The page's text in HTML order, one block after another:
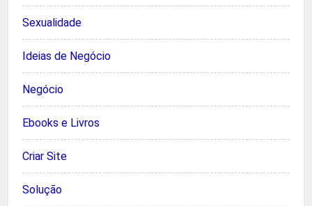
Sexualidade
Ideias de Negócio
Negócio
Ebooks e Livros
Criar Site
Solução